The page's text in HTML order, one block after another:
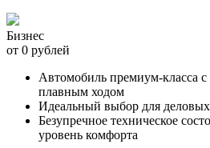
Бизнес
от 0 рублей
Автомобиль премиум-класса
плавным ходом
Идеальный выбор для
Безупречное техническое
уровень комфорта